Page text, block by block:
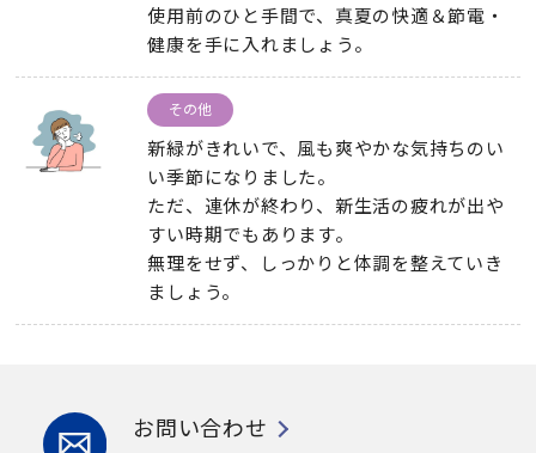
使用前のひと手間で、真夏の快適＆節電・
健康を手に入れましょう。
その他
新緑がきれいで、風も爽やかな気持ちのい
い季節になりました。
ただ、連休が終わり、新生活の疲れが出や
すい時期でもあります。
無理をせず、しっかりと体調を整えていき
ましょう。
お問い合わせ